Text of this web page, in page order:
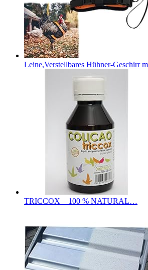
Leine,Verstellbares Hühner-Geschirr
TRICCOX – 100 % NATURAL…